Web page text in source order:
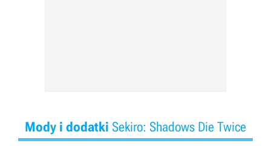
Mody i dodatki Sekiro: Shadows Die Twice